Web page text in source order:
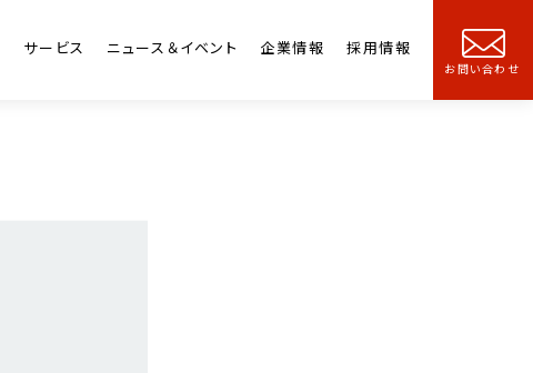
サービス ニュース＆イベント 企業情報 採用情報
お問い合わせ